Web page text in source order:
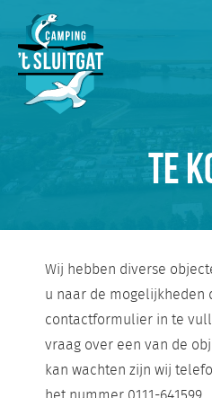
TE
Wij hebben diverse
u naar de mogelijkheden
contactformulier in te
vraag over een van de
kan wachten zijn wij